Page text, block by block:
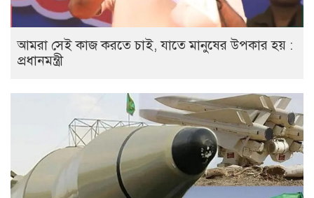
আমরা সেই কাজ করতে চাই, যাতে মানুষের উপকার হয় :
প্রধানমন্ত্রী